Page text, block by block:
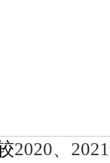
2020、 2021